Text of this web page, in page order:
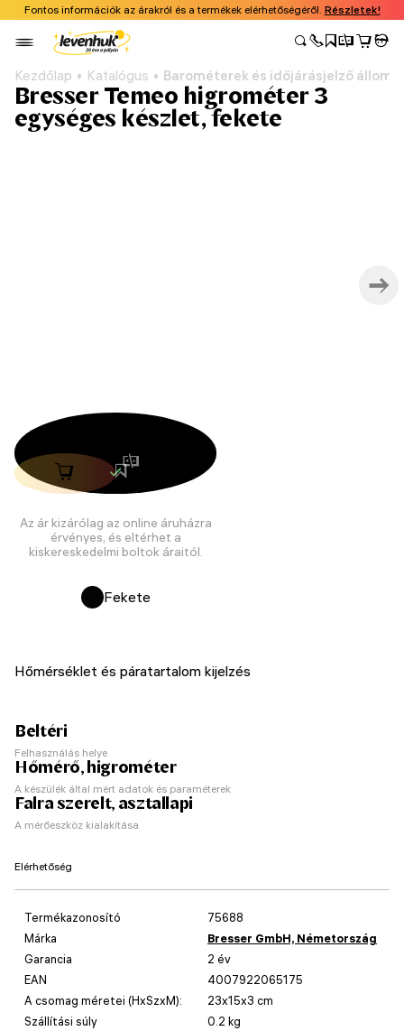
Fontos információk az árakról és a termékek elérhetőségéről. Részletek!
Kezdőlap Katalógus Barométerek és időjárásjelző
Bresser Temeo higrométer 3
egységes készlet, fekete
Az ár kizárólag az online áruházra
érvényes, és eltérhet a
kiskereskedelmi boltok áraitól.
Fekete
Hőmérséklet és páratartalom kijelzés
Beltéri
Felhasználás helye
Hőmérő, higrométer
A készülék által mért adatok és paraméterek
Falra szerelt, asztallapi
A mérőeszköz kialakítása
Elérhetőség
Termékazonosító
75688
Márka
Bresser GmbH, Németország
Garancia
2 év
EAN
4007922065175
A csomag méretei (HxSzxM):
23x15x3 cm
Szállítási súly
0.2 kg